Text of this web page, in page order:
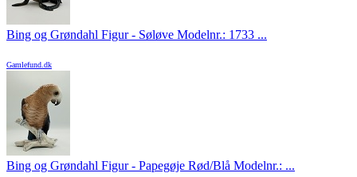
Bing og Grøndahl Figur - Søløve Modelnr.: 1733 ...
Gamlefund.dk
Bing og Grøndahl Figur - Papegøje Rød/Blå Modelnr.: ...